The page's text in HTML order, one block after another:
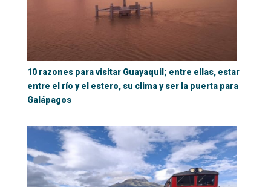
10 razones para visitar Guayaquil; entre ellas, estar
entre el río y el estero, su clima y ser la puerta para
Galápagos